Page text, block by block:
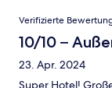
Verifizierte
10/10 –
23. Apr. 2024
Super Hotel!